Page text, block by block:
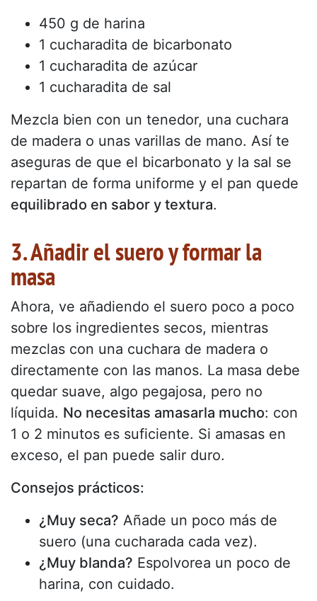
450 g de harina
1 cucharadita de bicarbonato
1 cucharadita de azúcar
1 cucharadita de sal
Mezcla bien con un tenedor, una cuchara
de madera o unas varillas de mano. Así te
aseguras de que el bicarbonato y la sal se
repartan de forma uniforme y el pan quede
equilibrado en sabor y textura.
3. Añadir el suero y formar la
masa
Ahora, ve añadiendo el suero poco a poco
sobre los ingredientes secos, mientras
mezclas con una cuchara de madera o
directamente con las manos. La masa debe
quedar suave, algo pegajosa, pero no
líquida. No necesitas amasarla mucho: con
1 o 2 minutos es suficiente. Si amasas en
exceso, el pan puede salir duro.
Consejos prácticos:
¿Muy seca? Añade un poco más de
suero (una cucharada cada vez).
¿Muy blanda? Espolvorea un poco de
harina, con cuidado.